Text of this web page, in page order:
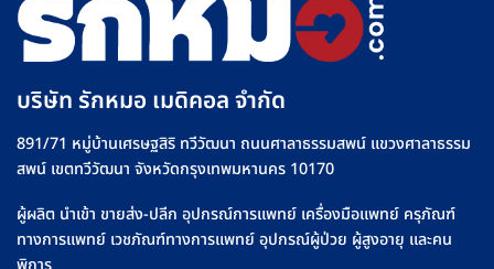
บริษัท รักหมอ เมดิคอล จำกัด
891/71 หมู่บ้านเศรษฐสิริ ทวีวัฒนา ถนนศาลาธรรมสพน์ แขวงศาลาธรรม
สพน์ เขตทวีวัฒนา จังหวัดกรุงเทพมหานคร 10170
ผู้ผลิต นำเข้า ขายส่ง-ปลีก อุปกรณ์การแพทย์ เครื่องมือแพทย์ ครุภัณฑ์
ทางการแพทย์ เวชภัณฑ์ทางการแพทย์ อุปกรณ์ผู้ป่วย ผู้สูงอายุ และคน